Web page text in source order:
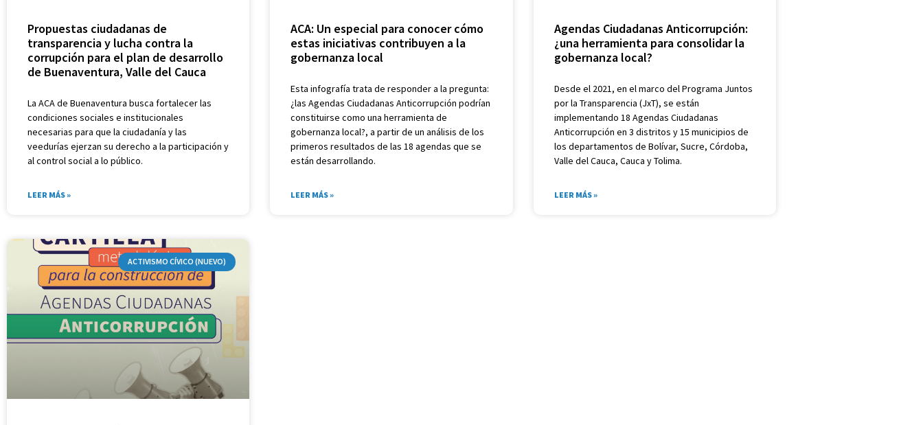
Propuestas ciudadanas de
transparencia y lucha contra la
corrupción para el plan de desarrollo
de Buenaventura, Valle del Cauca
La ACA de Buenaventura busca fortalecer las
condiciones sociales e institucionales
necesarias para que la ciudadanía y las
veedurías ejerzan su derecho a la participación y
al control social a lo público.
LEER MÁS »
ACA: Un especial para conocer cómo
estas iniciativas contribuyen a la
gobernanza local
Esta infografía trata de responder a la pregunta:
¿las Agendas Ciudadanas Anticorrupción podrían
constituirse como una herramienta de
gobernanza local?, a partir de un análisis de los
primeros resultados de las 18 agendas que se
están desarrollando.
LEER MÁS »
Agendas Ciudadanas Anticorrupción:
¿una herramienta para consolidar la
gobernanza local?
Desde el 2021, en el marco del Programa Juntos
por la Transparencia (JxT), se están
implementando 18 Agendas Ciudadanas
Anticorrupción en 3 distritos y 15 municipios de
los departamentos de Bolívar, Sucre, Córdoba,
Valle del Cauca, Cauca y Tolima.
LEER MÁS »
ACTIVISMO CÍVICO (NUEVO)